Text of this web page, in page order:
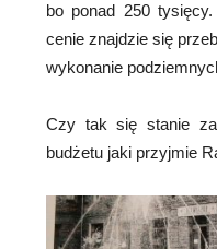
bo ponad 250
cenie znajdzie się
wykonanie
Czy tak się stanie
budżetu jaki przyjmie